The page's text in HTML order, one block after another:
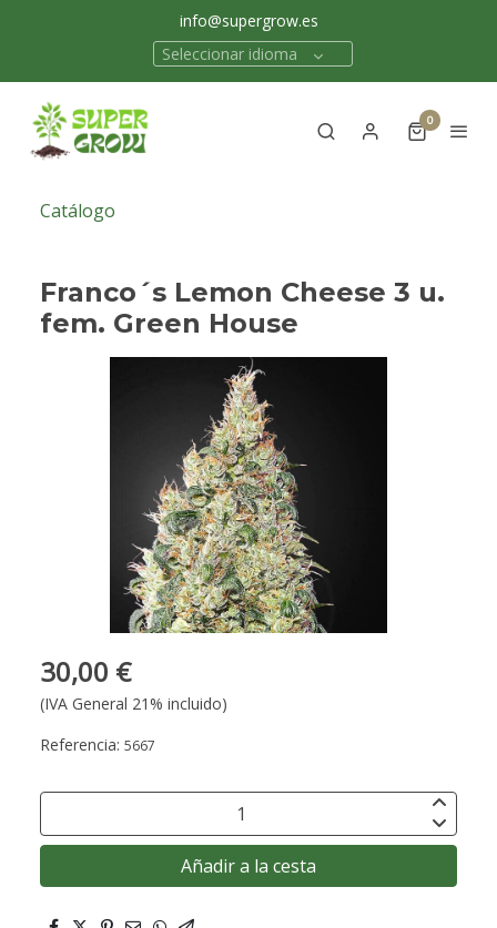
info@supergrow.es
Seleccionar idioma
0
Catálogo
Franco´s Lemon Cheese 3 u.
fem. Green House
30,00 €
(IVA General 21% incluido)
Referencia: 5667
Añadir a la cesta